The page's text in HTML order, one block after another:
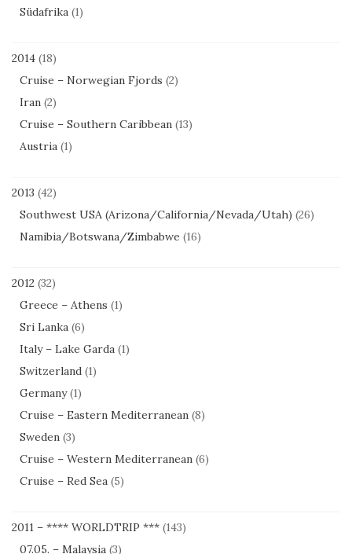
Südafrika (1)
2014 (18)
Cruise – Norwegian Fjords (2)
Iran (2)
Cruise – Southern Caribbean (13)
Austria (1)
2013 (42)
Southwest USA (Arizona/California/Nevada/Utah) (26)
Namibia/Botswana/Zimbabwe (16)
2012 (32)
Greece – Athens (1)
Sri Lanka (6)
Italy – Lake Garda (1)
Switzerland (1)
Germany(1)
Cruise – Eastern Mediterranean (8)
Sweden (3)
Cruise – Western Mediterranean (6)
Cruise – Red Sea (5)
2011 – **** WORLDTRIP *** (143)
07.05. – Malaysia (3)